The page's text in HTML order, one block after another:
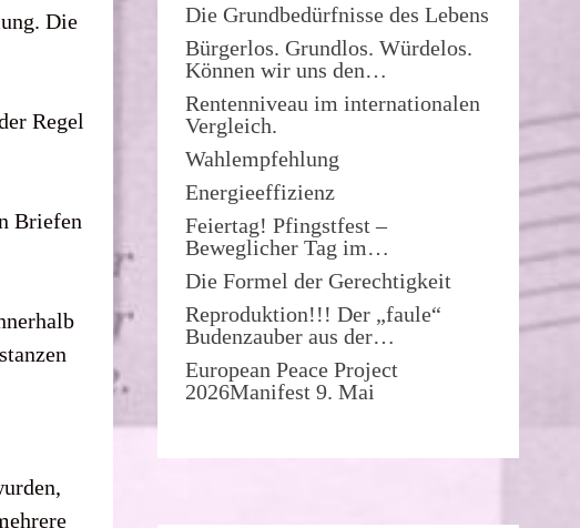
Die
Regel
Briefen
Die Grundbedürfnisse des Lebens
Bürgerlos. Grundlos. Würdelos.
Können wir uns den…
Rentenniveau im internationalen
Vergleich.
Wahlempfehlung
Energieeffizienz
Feiertag! Pfingstfest –
Beweglicher Tag im…
Die Formel der Gerechtigkeit
Reproduktion!!! Der „faule“
Budenzauber aus der…
European Peace Project
2026Manifest 9. Mai